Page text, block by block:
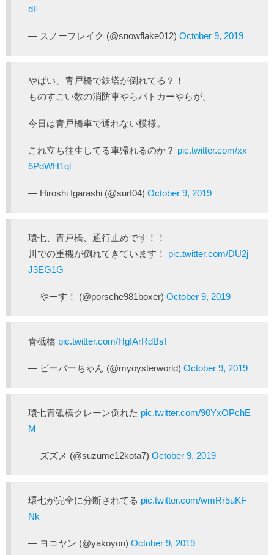
dF
— スノーフレイク (@snowflake012) October 9, 2019
やばい、青戸橋で鉄塔が倒れてる？！
ものすごい数の消防車やらパトカーやらが。
今日は青戸橋車で通れない模様。
これ立ち往生してる車帰れるのか？ pic.twitter.com/xx
6PdWH1ql
— Hiroshi Igarashi (@surf04) October 9, 2019
環七、青戸橋、通行止めです！！
川での重機が倒れてきています！ pic.twitter.com/DU2j
J3EG1G
— やーす！ (@porsche981boxer) October 9, 2019
青砥橋 pic.twitter.com/HgfArRdBsI
— ビーバーちゃん (@myoysterworld) October 9, 2019
環七青砥橋クレーン倒れた pic.twitter.com/90YxOPchE
M
— ズズメ (@suzume12kota7) October 9, 2019
環七が完全に分断されてる pic.twitter.com/wmRr5uKF
Nk
— ヨコヤン (@yakoyon) October 9, 2019